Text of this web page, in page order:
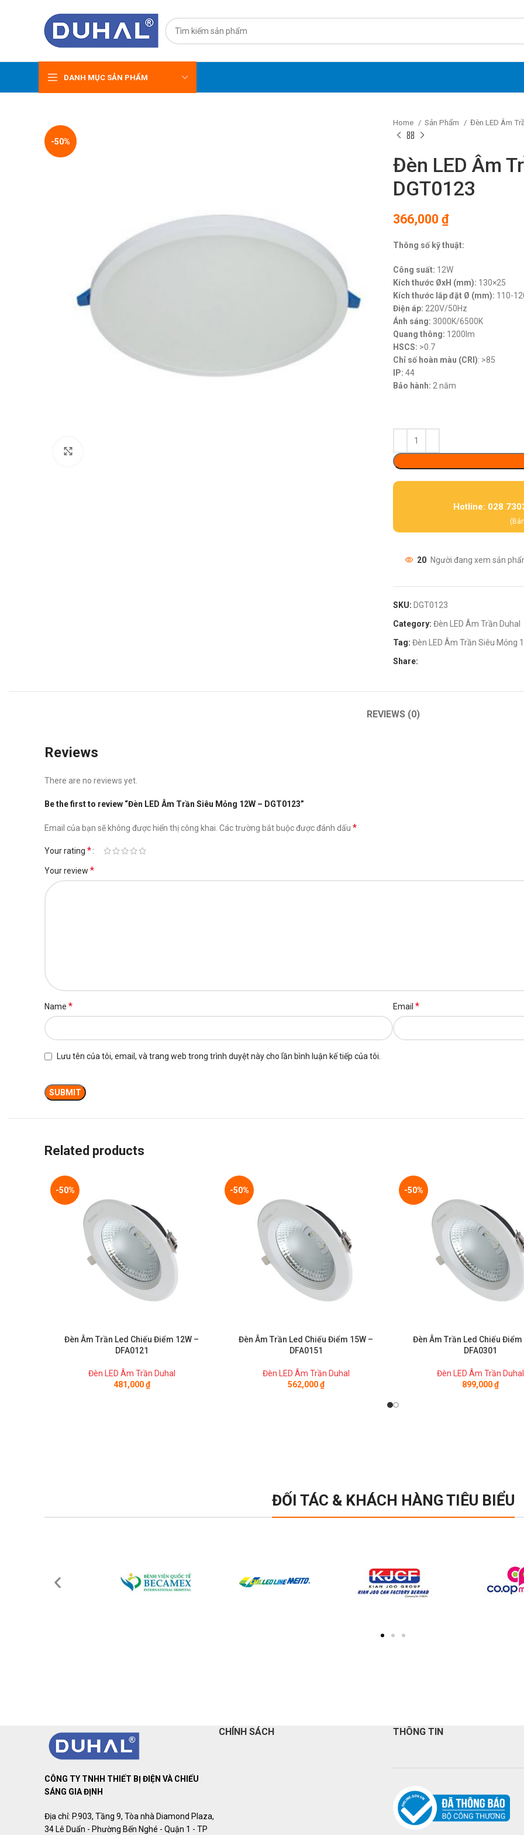
DANH MỤC SẢN PHẨM
-50%
Home Sản Phẩm Đèn LED Âm
Đèn LED Âm
DGT0123
366,000 ₫
Thông số kỹ thuật:
Công suất: 12W
Kích thước ØxH (mm): 130×25
Kích thước lắp đặt Ø (mm): 110-
Điện áp: 220V/50Hz
Ánh sáng: 3000K/6500K
Quang thông: 1200lm
HSCS: >0.7
Chỉ số hoàn màu (CRI): >85
IP: 44
Bảo hành: 2 năm
Hotline: 028
20 Người đang xem sản
SKU: DGT0123
Category: Đèn LED Âm Trần Duhal
Tag: Đèn LED Âm Trần Siêu Mỏng
Share:
REVIEWS (0)
Reviews
There are no reviews yet.
Be the first to review “Đèn LED Âm Trần Siêu Mỏng 12W – DGT0123”
Email của bạn sẽ không được hiển thị công khai. Các trường bắt buộc được đánh dấu *
Your rating *
Your review *
Name * Email *
Lưu tên của tôi, email, và trang web trong trình duyệt này cho lần bình luận kế tiếp của tôi.
Related products
-50%
Đèn Âm Trần Led Chiếu Điểm 12W –
DFA0121
Đèn LED Âm Trần Duhal
481,000₫
-50%
Đèn Âm Trần Led Chiếu Điểm 15W –
DFA0151
Đèn LED Âm Trần Duhal
562,000₫
-50%
Đèn Âm Trần Led Chiếu Điểm
DFA0301
Đèn LED Âm Trần Duhal
899,000₫
ĐỐI TÁC & KHÁCH HÀNG TIÊU BIỂU
CÔNG TY TNHH THIẾT BỊ ĐIỆN VÀ CHIẾU
SÁNG GIA ĐỊNH
Địa chỉ: P.903, Tầng 9, Tòa nhà Diamond Plaza,
34 Lê Duẩn - Phường Bến Nghé - Quận 1 - TP
CHÍNH SÁCH THÔNG TIN